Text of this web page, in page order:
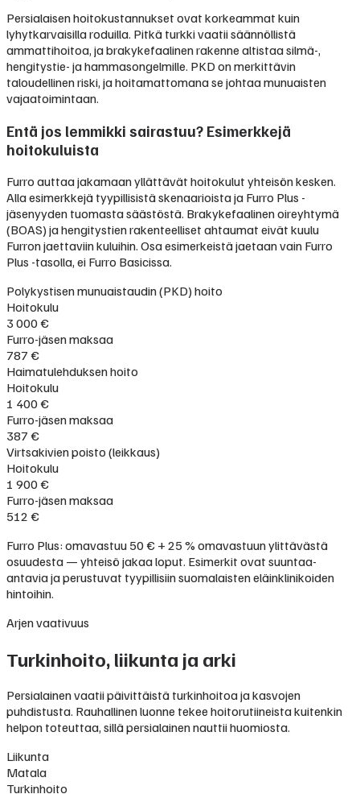
Persialaisen hoitokustannukset ovat korkeammat kuin
lyhytkarvaisilla roduilla. Pitkä turkki vaatii säännöllistä
ammattihoitoa, ja brakykefaalinen rakenne altistaa silmä-,
hengitystie- ja hammasongelmille. PKD on merkittävin
taloudellinen riski, ja hoitamattomana se johtaa munuaisten
vajaatoimintaan.
Entä jos lemmikki sairastuu? Esimerkkejä
hoitokuluista
Furro auttaa jakamaan yllättävät hoitokulut yhteisön kesken.
Alla esimerkkejä tyypillisistä skenaarioista ja Furro Plus -
jäsenyyden tuomasta säästöstä. Brakykefaalinen oireyhtymä
(BOAS) ja hengitystien rakenteelliset ahtaumat eivät kuulu
Furron jaettaviin kuluihin. Osa esimerkeistä jaetaan vain Furro
Plus -tasolla, ei Furro Basicissa.
Polykystisen munuaistaudin (PKD) hoito
Hoitokulu
3 000 €
Furro-jäsen maksaa
787 €
Haimatulehduksen hoito
Hoitokulu
1 400 €
Furro-jäsen maksaa
387 €
Virtsakivien poisto (leikkaus)
Hoitokulu
1 900 €
Furro-jäsen maksaa
512 €
Furro Plus: omavastuu 50 € + 25 % omavastuun ylittävästä
osuudesta — yhteisö jakaa loput. Esimerkit ovat suuntaa-
antavia ja perustuvat tyypillisiin suomalaisten eläinklinikoiden
hintoihin.
Arjen vaativuus
Turkinhoito, liikunta ja arki
Persialainen vaatii päivittäistä turkinhoitoa ja kasvojen
puhdistusta. Rauhallinen luonne tekee hoitorutiineista kuitenkin
helpon toteuttaa, sillä persialainen nauttii huomiosta.
Liikunta
Matala
Turkinhoito